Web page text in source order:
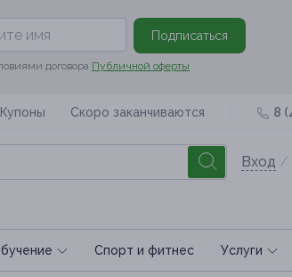
Подписаться
договора Публичной оферты
Скоро заканчиваются 8
Вход /
Спoрт и фитнес Услуги